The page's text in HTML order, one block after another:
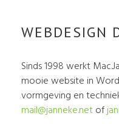
WEBDESIGN
Sinds 1998 werkt
mooie website in
vormgeving en
mail@janneke.netof